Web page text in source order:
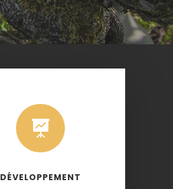

DÉVELOPPEMENT